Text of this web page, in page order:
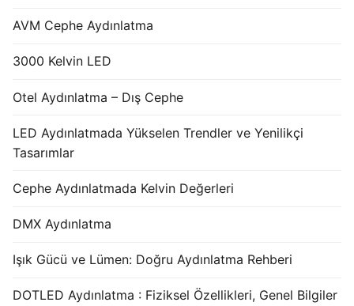
AVM Cephe Aydınlatma
3000 Kelvin LED
Otel Aydınlatma – Dış Cephe
LED Aydınlatmada Yükselen Trendler ve Yenilikçi
Tasarımlar
Cephe Aydınlatmada Kelvin Değerleri
DMX Aydınlatma
Işık Gücü ve Lümen: Doğru Aydınlatma Rehberi
DOTLED Aydınlatma : Fiziksel Özellikleri, Genel Bilgiler